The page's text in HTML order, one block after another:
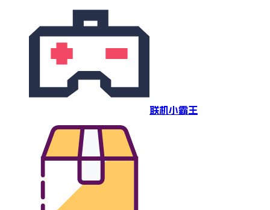
联机小霸王